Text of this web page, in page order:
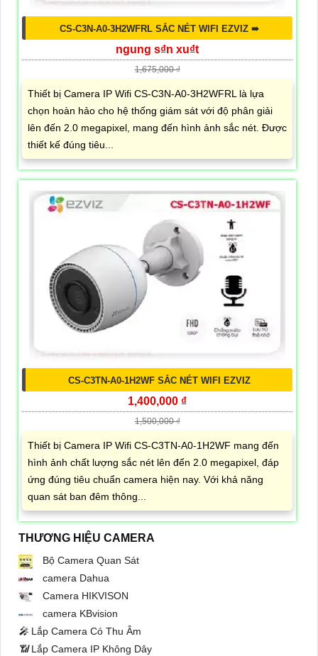
CS-C3N-A0-3H2WFRL SẮC NÉT WIFI EZVIZ ➠
ngung s₫n xu₫t
1,675,000 ₫
Thiết bị Camera IP Wifi CS-C3N-A0-3H2WFRL là lựa
chọn hoàn hảo cho hệ thống giám sát với độ phân giải
lên đến 2.0 megapixel, mang đến hình ảnh sắc nét. Được
thiết kế đúng tiêu...
CS-C3TN-A0-1H2WF SẮC NÉT WIFI EZVIZ
1,400,000 ₫
1,500,000 ₫
Thiết bị Camera IP Wifi CS-C3TN-A0-1H2WF mang đến
hình ảnh chất lượng sắc nét lên đến 2.0 megapixel, đáp
ứng đúng tiêu chuẩn camera hiện nay. Với khả năng
quan sát ban đêm thông...
THƯƠNG HIỆU CAMERA
Bộ Camera Quan Sát
camera Dahua
Camera HIKVISON
camera KBvision
️🎤️ Lắp Camera Có Thu Âm
📶Lắp Camera IP Không Dây